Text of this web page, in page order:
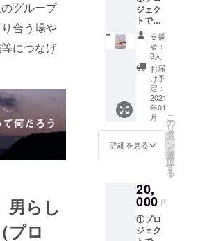
グループ
合う場や
につなげ
男らし
プロ
製、改
変はい
かなる
場合も
禁止い
たしま
す。ご
了承く
ださ
い。
ジェク
トで作
成した
ポス
ター
（B3サ
イズ）
１枚
②FEMI
NISTIC
ACTIO
N オリ
ジナル
ポスト
カー
枚セッ
ト ③お
礼の
メール
④メー
支援
者：
8人
お届
け予
定：
2021
年01
月
詳細を見る
こ
の
リ
タ
ー
ン
を
選
択
す
る
20,
000 円
①プロ
ジェク